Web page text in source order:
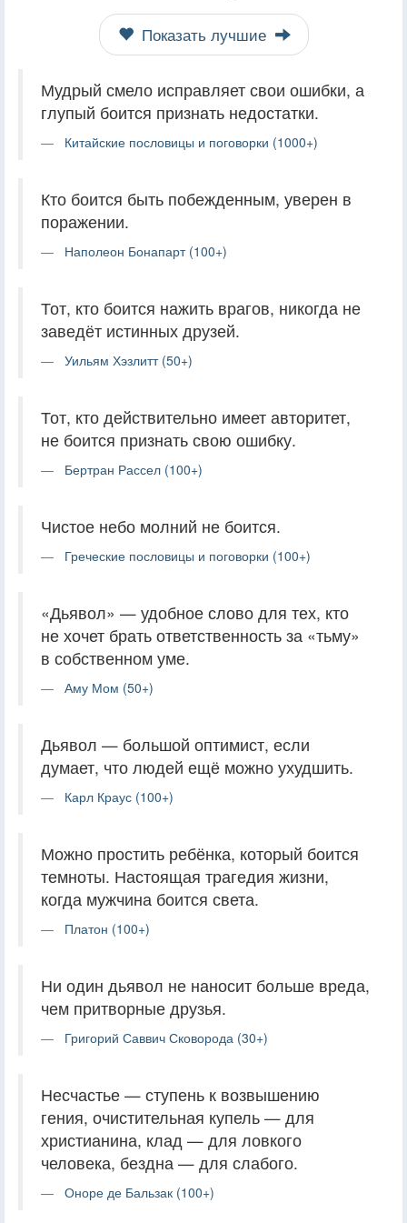
Показать лучшие
Мудрый смело исправляет свои ошибки, а
глупый боится признать недостатки.
Китайские пословицы и поговорки (1000+)
Кто боится быть побежденным, уверен в
поражении.
Наполеон Бонапарт (100+)
Тот, кто боится нажить врагов, никогда не
заведёт истинных друзей.
Уильям Хэзлитт (50+)
Тот, кто действительно имеет авторитет,
не боится признать свою ошибку.
Бертран Рассел (100+)
Чистое небо молний не боится.
Греческие пословицы и поговорки (100+)
«Дьявол» — удобное слово для тех, кто
не хочет брать ответственность за «тьму»
в собственном уме.
Аму Мом (50+)
Дьявол — большой оптимист, если
думает, что людей ещё можно ухудшить.
Карл Краус (100+)
Можно простить ребёнка, который боится
темноты. Настоящая трагедия жизни,
когда мужчина боится света.
Платон (100+)
Ни один дьявол не наносит больше вреда,
чем притворные друзья.
Григорий Саввич Сковорода (30+)
Несчастье — ступень к возвышению
гения, очистительная купель — для
христианина, клад — для ловкого
человека, бездна — для слабого.
Оноре де Бальзак (100+)